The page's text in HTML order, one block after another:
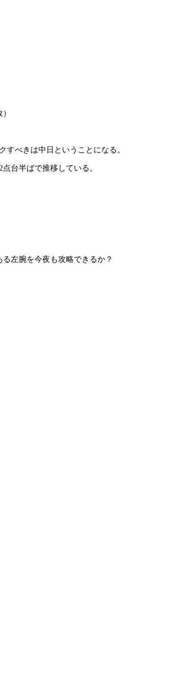
べきは中日ということになる。
台半ばで推移している。
左腕を今夜も攻略できるか？